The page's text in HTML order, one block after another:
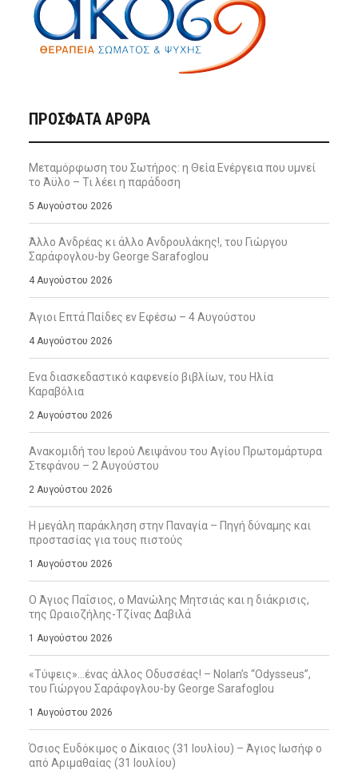
ΠΡΌΣΦΑΤΑ ΆΡΘΡΑ
Μεταμόρφωση του Σωτήρος: η Θεία Ενέργεια που υμνεί
το Άϋλο – Τι λέει η παράδοση
5 Αυγούστου 2026
Άλλο Ανδρέας κι άλλο Ανδρουλάκης!, του Γιώργου
Σαράφογλου-by George Sarafoglou
4 Αυγούστου 2026
Άγιοι Επτά Παίδες εν Εφέσω – 4 Αυγούστου
4 Αυγούστου 2026
Ενα διασκεδαστικό καφενείο βιβλίων, του Ηλία
Καραβόλια
2 Αυγούστου 2026
Ανακομιδή του Ιερού Λειψάνου του Αγίου Πρωτομάρτυρα
Στεφάνου – 2 Αυγούστου
2 Αυγούστου 2026
Η μεγάλη παράκληση στην Παναγία – Πηγή δύναμης και
προστασίας για τους πιστούς
1 Αυγούστου 2026
Ο Άγιος Παΐσιος, ο Μανώλης Μητσιάς και η διάκρισις,
της Ωραιοζήλης-Τζίνας Δαβιλά
1 Αυγούστου 2026
«Τύψεις»…ένας άλλος Οδυσσέας! – Nolan’s “Odysseus”,
του Γιώργου Σαράφογλου-by George Sarafoglou
1 Αυγούστου 2026
Όσιος Ευδόκιμος ο Δίκαιος (31 Ιουλίου) – Άγιος Ιωσήφ ο
από Αριμαθαίας (31 Ιουλίου)